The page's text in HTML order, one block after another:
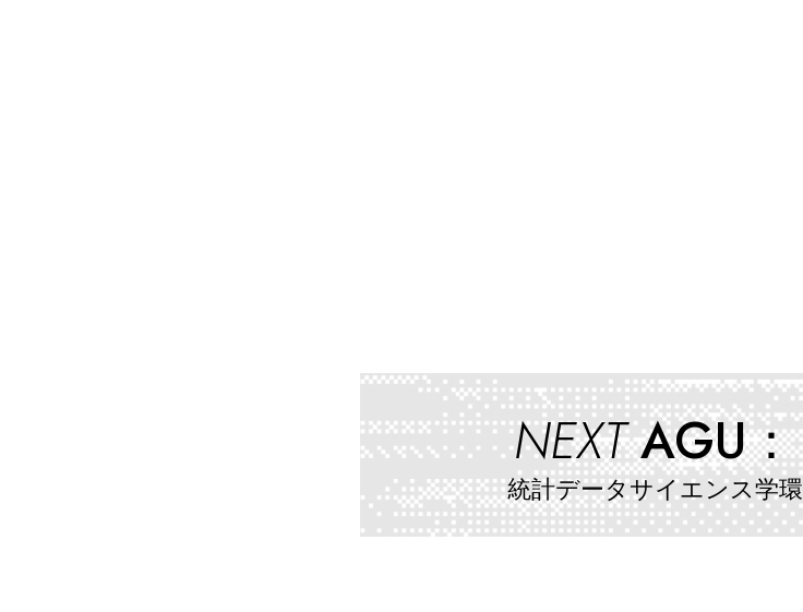
NEXTAGU：
統計データサイエンス学環